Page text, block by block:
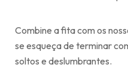
Combine a fita com os
se esqueça de terminar
soltos e deslumbrantes.